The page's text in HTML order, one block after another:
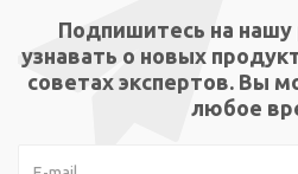
Подпишитесь на нашу
узнавать о новых
советах экспертов. Вы
любое